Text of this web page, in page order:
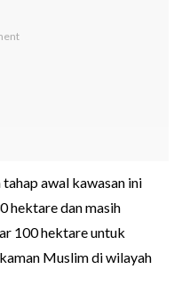
awal kawasan ini
hektare dan masih
100 hektare untuk
Muslim di wilayah